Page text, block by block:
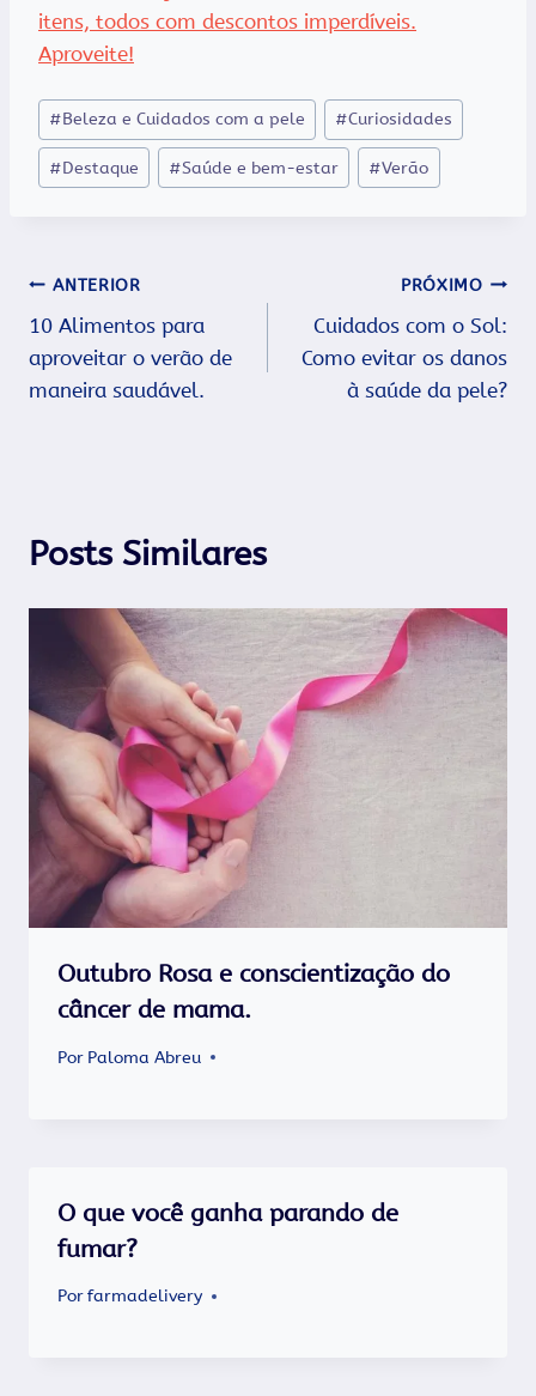
itens, todos com descontos imperdíveis.
Aproveite!
Tags
do
Post:
#Beleza e Cuidados com a pele #Curiosidades
#Destaque #Saúde e bem-estar #Verão
Navegação
de
Post
ANTERIOR
10 Alimentos para
aproveitar o verão de
maneira saudável.
PRÓXIMO
Cuidados com o Sol:
Como evitar os danos
à saúde da pele?
Posts Similares
Outubro Rosa e conscientização do
câncer de mama.
Por Paloma Abreu
O que você ganha parando de
fumar?
Porfarmadelivery